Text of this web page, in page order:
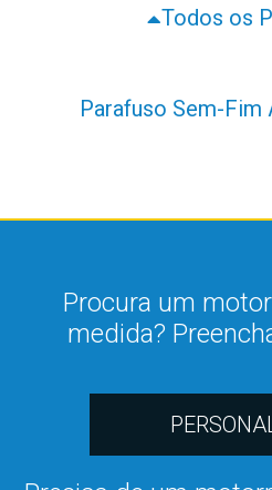
Todos os
Parafuso Sem-Fim
Procura um
medida?